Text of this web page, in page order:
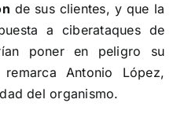
de sus clientes, y que la
a ciberataques de
poner en peligro su
Antonio López,
del organismo.